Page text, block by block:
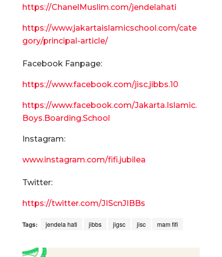
https://ChanelMuslim.com/jendelahati
https://www.jakartaislamicschool.com/cate
gory/principal-article/
Facebook Fanpage:
https://www.facebook.com/jisc.jibbs.10
https://www.facebook.com/Jakarta.Islamic.
Boys.Boarding.School
Instagram:
www.instagram.com/fifi.jubilea
Twitter:
https://twitter.com/JIScnJIBBs
Tags: jendela hati jibbs jigsc jisc mam fifi